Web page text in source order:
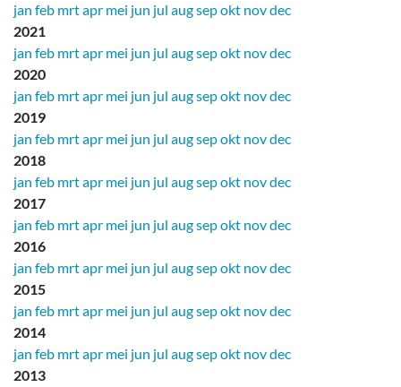
jan feb mrtapr mei jun jul augsepokt novdec
2021
jan feb mrtapr mei jun jul augsepokt novdec
2020
jan feb mrtapr mei jun jul augsepokt novdec
2019
jan feb mrtapr mei jun jul augsepokt novdec
2018
jan feb mrtapr mei jun jul augsepokt novdec
2017
jan feb mrtapr mei jun jul augsepokt novdec
2016
jan feb mrtapr mei jun jul augsepokt novdec
2015
jan feb mrtapr mei jun jul augsepokt novdec
2014
jan feb mrtapr mei jun jul augsepokt novdec
2013